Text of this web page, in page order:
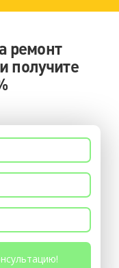
ремонт
получите